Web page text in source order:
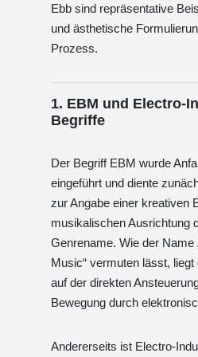
Ebb sind repräsentative
und ästhetische
Prozess.
1. EBM und Electro-
Begriffe
Der Begriff EBM wurde
eingeführt und diente
zur Angabe einer kreativen
musikalischen Ausrichtung
Genrename. Wie der Name
Music“ vermuten lässt,
auf der direkten
Bewegung durch
Andererseits ist Electro-